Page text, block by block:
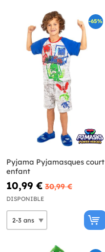
-65%
Pyjama Pyjamasques court
enfant
10,99 € 30,99 €
DISPONIBLE